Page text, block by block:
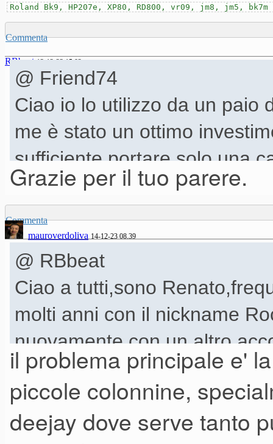
di questo
potenza,oltre che ad
questo DJ e' anche un
come si comportava anche
risposta e' stata
di ascoltarlo o di provarlo?
Roland Bk9, HP207e, XP80, RD800, vr09, jm8, jm5, bk7m
Commenta
RBbeat 13-12-23 15.02
@ Friend74
Ciao io lo utilizzo da un paio
me è stato un ottimo
sufficiente portare solo una
ma la diffusione del suono è
carente nelle frequenze
Grazie per il tuo parere.
Commenta
mauroverdoliva 14-12-23 08.39
@ RBbeat
Ciao a tutti,sono
molti anni con il nickname
nuovamente con un altro
non riesco piu' ad entrare
dei pareri su questo
voi ha avuto modo di
il problema principale e'
piccole colonnine,
deejay dove serve tanto